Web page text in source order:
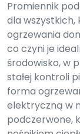
Promiennik
dla
ogrzewania
co czyni je
środowisko, w
stałej kontroli
forma
elektryczną w
podczerwone,